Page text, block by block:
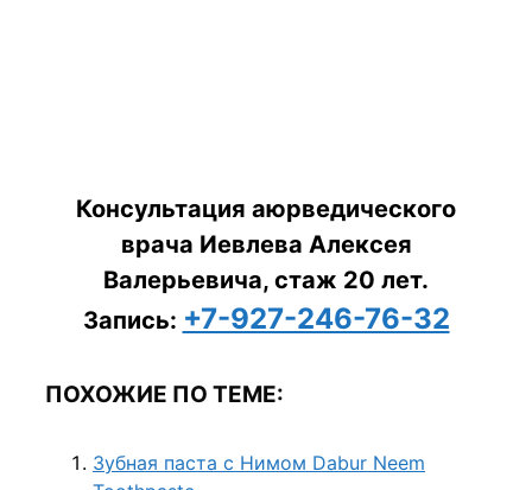
Консультация аюрведического
врача Иевлева Алексея
Валерьевича, стаж 20 лет.
Запись: +7-927-246-76-32
ПОХОЖИЕ ПО ТЕМЕ:
Зубная паста с Нимом Dabur Neem